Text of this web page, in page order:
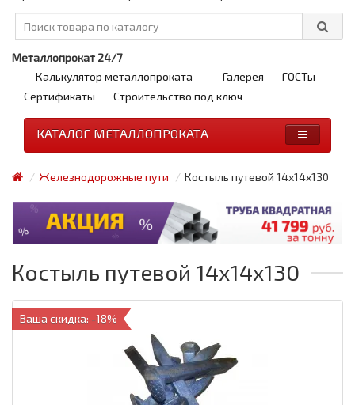
Металлопрокат 24/7
Калькулятор металлопроката
Галерея
ГОСТы
Сертификаты
Строительство под ключ
КАТАЛОГ МЕТАЛЛОПРОКАТА
Железнодорожные пути Костыль путевой 14х14х130
Костыль путевой 14х14х130
Ваша скидка: -18%